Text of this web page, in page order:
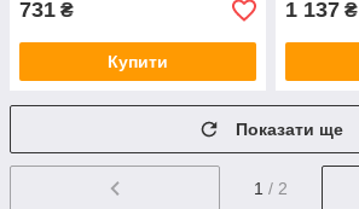
731 ₴
Купити
1 137 ₴
Показати ще
1 / 2